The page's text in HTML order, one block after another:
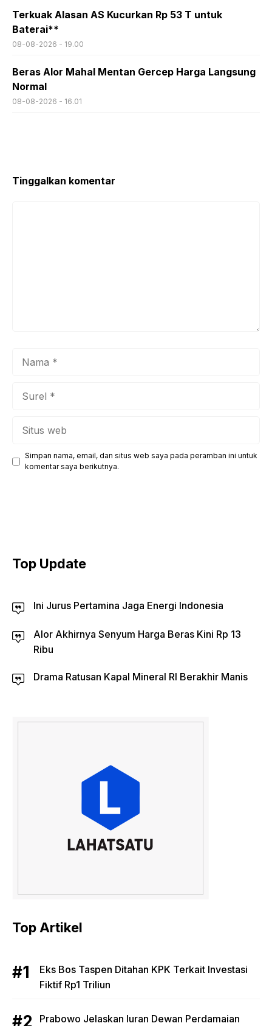
Terkuak Alasan AS Kucurkan Rp 53 T untuk
Baterai**
08-08-2026 - 19.00
Beras Alor Mahal Mentan Gercep Harga Langsung
Normal
08-08-2026 - 16.01
Tinggalkan komentar
Simpan nama, email, dan situs web saya pada peramban ini untuk
komentar saya berikutnya.
Top Update
Ini Jurus Pertamina Jaga Energi Indonesia
Alor Akhirnya Senyum Harga Beras Kini Rp 13
Ribu
Drama Ratusan Kapal Mineral RI Berakhir Manis
Top Artikel
Eks Bos Taspen Ditahan KPK Terkait Investasi
Fiktif Rp1 Triliun
Prabowo Jelaskan Iuran Dewan Perdamaian